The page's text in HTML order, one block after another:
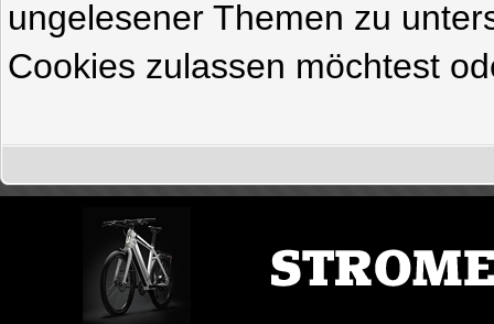
ungelesener Themen zu
Cookies zulassen möchtest